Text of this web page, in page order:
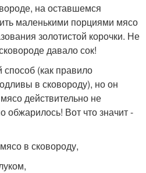
на оставшемся
маленькими порциями мясо
золотистой корочки. Не
давало сок!
(как правило
в сковороду), но он
действительно не
обжарилось! Вот что значит -
в сковороду,